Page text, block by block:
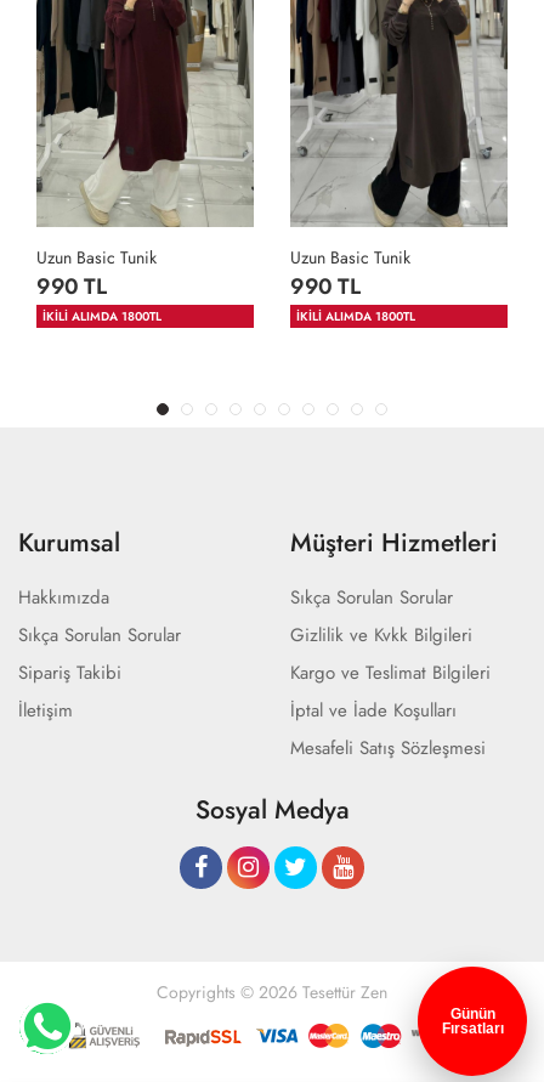
Uzun Basic Tunik
990 TL
İKİLİ ALIMDA 1800TL
Uzun Basic Tunik
990 TL
İKİLİ ALIMDA 1800TL
Kurumsal
Hakkımızda
Sıkça Sorulan Sorular
Sipariş Takibi
İletişim
Müşteri Hizmetleri
Sıkça Sorulan Sorular
Gizlilik ve Kvkk Bilgileri
Kargo ve Teslimat Bilgileri
İptal ve İade Koşulları
Mesafeli Satış Sözleşmesi
Sosyal Medya
Copyrights © 2026 Tesettür Zen
Günün
Fırsatları